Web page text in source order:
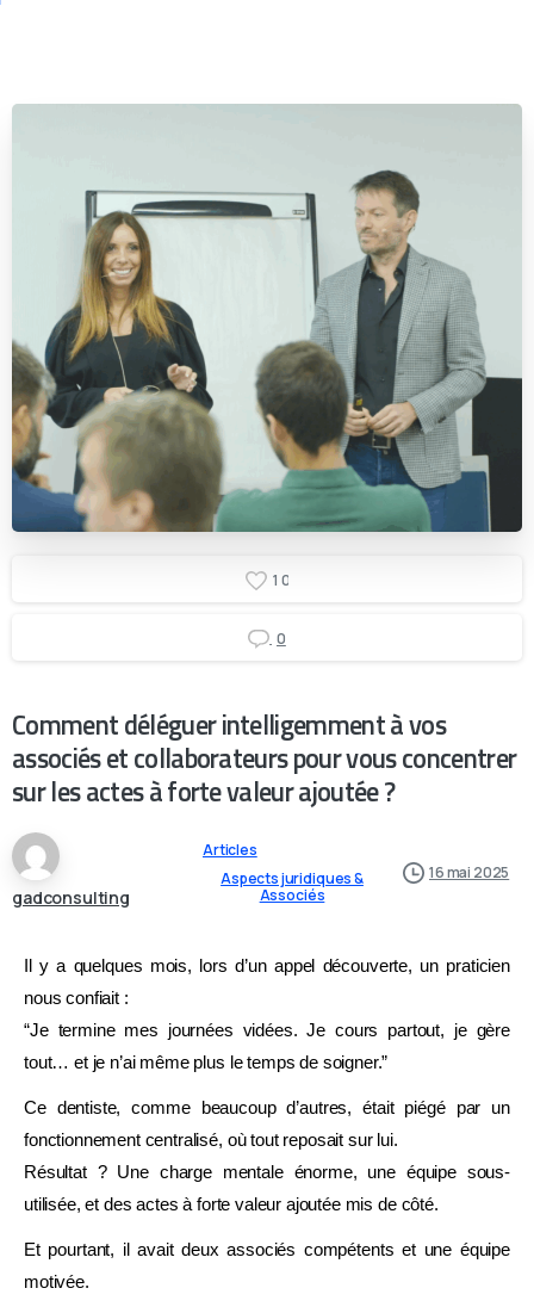
1 0
0
Comment déléguer intelligemment à vos
associés et collaborateurs pour vous concentrer
sur les actes à forte valeur ajoutée ?
gadconsulting
Articles
Aspects juridiques &
Associés
16 mai 2025
Il y a quelques mois, lors d’un appel découverte, un praticien
nous confiait :
“Je termine mes journées vidées. Je cours partout, je gère
tout… et je n’ai même plus le temps de soigner.”
Ce dentiste, comme beaucoup d’autres, était piégé par un
fonctionnement centralisé, où tout reposait sur lui.
Résultat ? Une charge mentale énorme, une équipe sous-
utilisée, et des actes à forte valeur ajoutée mis de côté.
Et pourtant, il avait deux associés compétents et une équipe
motivée.